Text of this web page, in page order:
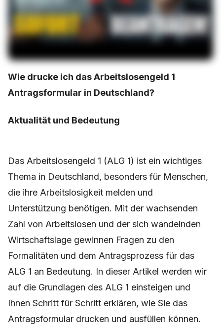
Wie drucke ich das Arbeitslosengeld 1
Antragsformular in Deutschland?
Aktualität und Bedeutung
Das Arbeitslosengeld 1 (ALG 1) ist ein wichtiges
Thema in Deutschland, besonders für Menschen,
die ihre Arbeitslosigkeit melden und
Unterstützung benötigen. Mit der wachsenden
Zahl von Arbeitslosen und der sich wandelnden
Wirtschaftslage gewinnen Fragen zu den
Formalitäten und dem Antragsprozess für das
ALG 1 an Bedeutung. In dieser Artikel werden wir
auf die Grundlagen des ALG 1 einsteigen und
Ihnen Schritt für Schritt erklären, wie Sie das
Antragsformular drucken und ausfüllen können.